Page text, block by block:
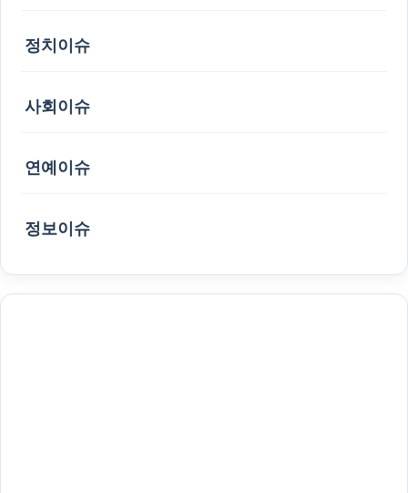
정치이슈
사회이슈
연예이슈
정보이슈